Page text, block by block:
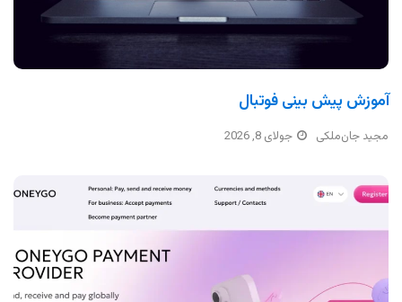
آموزش پیش بینی فوتبال
مجید جان‌ملکی جولای 8, 2026